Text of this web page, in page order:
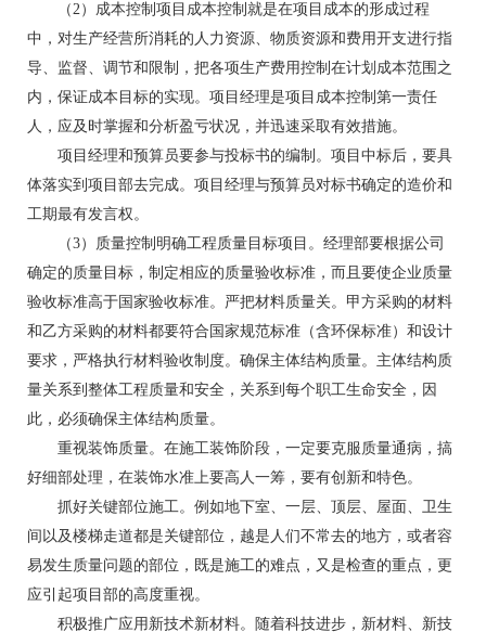
（2）成本控制项目成本控制就是在项目成本的形成过程
中，对生产经营所消耗的人力资源、物质资源和费用开支进行指
导、监督、调节和限制，把各项生产费用控制在计划成本范围之
内，保证成本目标的实现。项目经理是项目成本控制第一责任
人，应及时掌握和分析盈亏状况，并迅速采取有效措施。
项目经理和预算员要参与投标书的编制。项目中标后，要具
体落实到项目部去完成。项目经理与预算员对标书确定的造价和
工期最有发言权。
（3）质量控制明确工程质量目标项目。经理部要根据公司
确定的质量目标，制定相应的质量验收标准，而且要使企业质量
验收标准高于国家验收标准。严把材料质量关。甲方采购的材料
和乙方采购的材料都要符合国家规范标准（含环保标准）和设计
要求，严格执行材料验收制度。确保主体结构质量。主体结构质
量关系到整体工程质量和安全，关系到每个职工生命安全，因
此，必须确保主体结构质量。
重视装饰质量。在施工装饰阶段，一定要克服质量通病，搞
好细部处理，在装饰水准上要高人一筹，要有创新和特色。
抓好关键部位施工。例如地下室、一层、顶层、屋面、卫生
间以及楼梯走道都是关键部位，越是人们不常去的地方，或者容
易发生质量问题的部位，既是施工的难点，又是检查的重点，更
应引起项目部的高度重视。
积极推广应用新技术新材料。随着科技进步，新材料、新技